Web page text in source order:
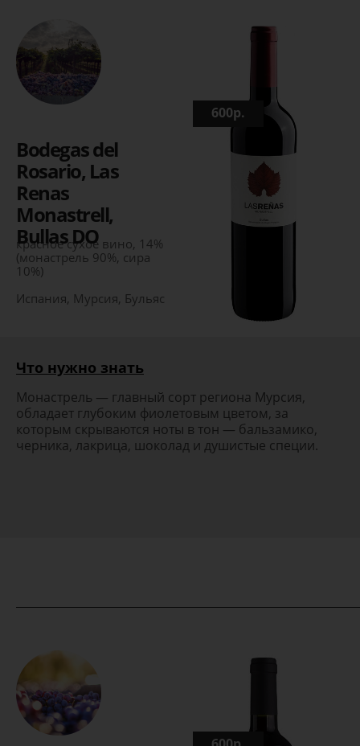
600р.
красное сухое вино, 14%
(монастрель 90%, сира
10%)
Испания, Мурсия, Бульяс
Bodegas del
Rosario, Las
Renas
Monastrell,
Bullas DO
Монастрель — главный сорт региона Мурсия,
обладает глубоким фиолетовым цветом, за
которым скрываются ноты в тон — бальзамико,
черника, лакрица, шоколад и душистые специи.
Что нужно знать